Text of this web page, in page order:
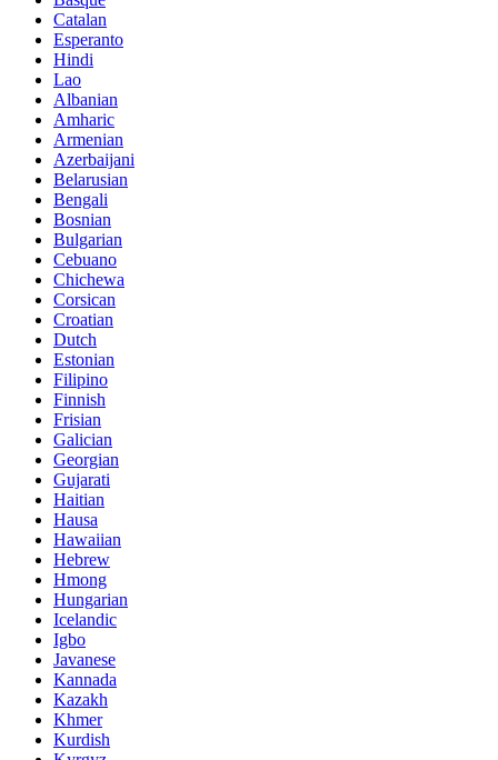
Catalan
Esperanto
Hindi
Lao
Albanian
Amharic
Armenian
Azerbaijani
Belarusian
Bengali
Bosnian
Bulgarian
Cebuano
Chichewa
Corsican
Croatian
Dutch
Estonian
Filipino
Finnish
Frisian
Galician
Georgian
Gujarati
Haitian
Hausa
Hawaiian
Hebrew
Hmong
Hungarian
Icelandic
Igbo
Javanese
Kannada
Kazakh
Khmer
Kurdish